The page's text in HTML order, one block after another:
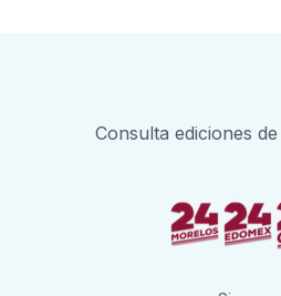
Consulta ediciones